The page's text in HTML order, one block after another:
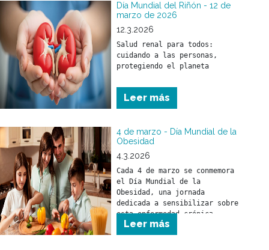
Día Mundial del Riñón - 12 de
marzo de 2026
12.3.2026
Salud renal para todos:
cuidando a las personas,
protegiendo el planeta
Leer más
4 de marzo - Día Mundial de la
Obesidad
4.3.2026
Cada 4 de marzo se conmemora
el Día Mundial de la
Obesidad, una jornada
dedicada a sensibilizar sobre
esta enfermedad crónica,
compleja y creciente que
afecta a cientos de millones
Leer más